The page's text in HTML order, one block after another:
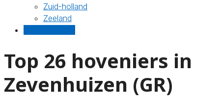
Zuid-holland
Zeeland
Top 26 hoveniers in
Zevenhuizen (GR)